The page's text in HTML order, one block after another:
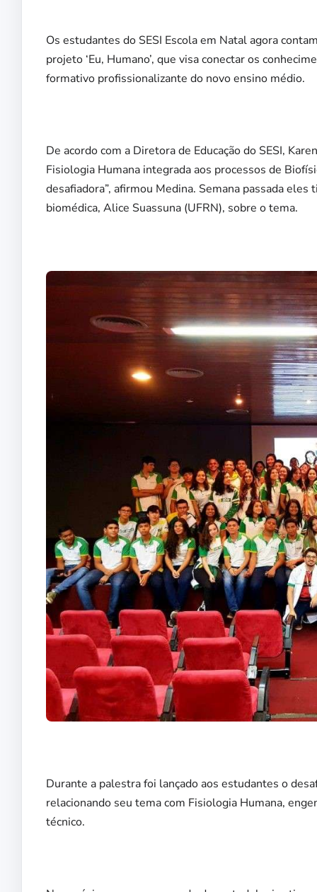
Os estudantes do SESI Escola em Natal agora
projeto ‘Eu, Humano’, que visa conectar os
formativo profissionalizante do novo ensino médio.
De acordo com a Diretora de Educação do SESI,
Fisiologia Humana integrada aos processos de
desafiadora”, afirmou Medina. Semana passada
biomédica, Alice Suassuna (UFRN), sobre o tema.
Durante a palestra foi lançado aos estudantes o
relacionando seu tema com Fisiologia Humana,
técnico.